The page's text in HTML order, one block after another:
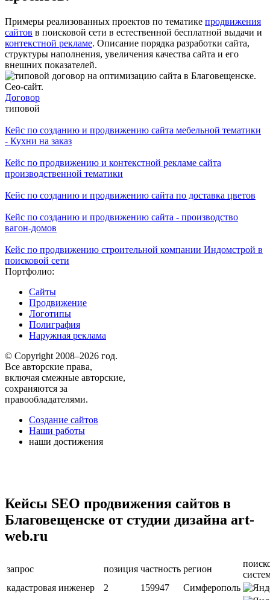
Примеры реализованных проектов по тематике продвижения
сайтов в поисковой сети в естественной бесплатной выдачи и
контекстной рекламе. Описание порядка разработки сайта,
структуры наполнения, увеличения качества сайта и его
внешних показателей.
Договор
типовой
Кейс по созданию и продвижению сайта мебельной тематики
- Кухни на заказ
Кейс по продвижению и контекстной рекламе сайта
производственной тематики
Кейс по созданию и продвижению сайта по доставка цветов
Кейс по созданию и продвижению сайта - производство
вагон-домов
Кейс по продвижению строительной компании Индомстрой в
поисковой сети
Портфолио:
Сайты
Продвижение
Логотипы
Полиграфия
Наружная реклама
© Copyright 2008–2026 год.
Все авторские права,
включая смежные авторские,
сохраняются за
правообладателями.
Создание сайтов
Наши работы
наши достижения
Кейсы SEO продвижения сайтов в
Благовещенске от студии дизайна art-
web.ru
запрос позиция частность регион
кадастровая инженер
2 159947
Симферополь